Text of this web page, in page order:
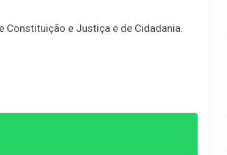
Constituição e Justiça e de Cidadania.